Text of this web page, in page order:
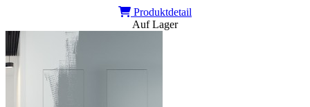
Produktdetail
Auf Lager